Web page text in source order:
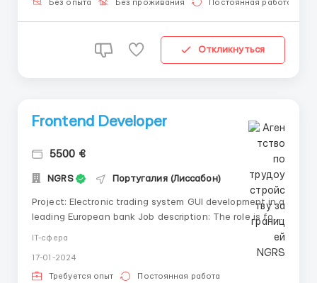
команди професіоналів, ця вакансія для тебе! Ваші
Без опыта Без проживания Постоянная работа
Откликнуться
Frontend Developer
5500 €
NGRS Португалия (Лиссабон)
Project: Electronic trading system GUI development in a
leading European bank Job description: The role is for
applications for pricing and trading cash and structure
products across the different product lines through
the Smart Derivatives and Cort...
IT-сфера
17-01-2024
Требуется опыт Постоянная работа